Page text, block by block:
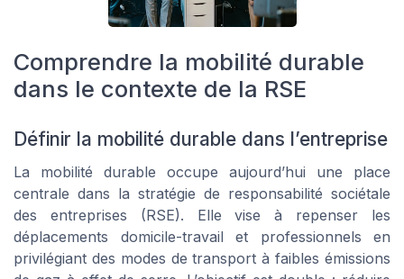
Comprendre la mobilité durable
dans le contexte de la RSE
Définir la mobilité durable dans l’entreprise
La mobilité durable occupe aujourd’hui une place
centrale dans la stratégie de responsabilité sociétale
des entreprises (RSE). Elle vise à repenser les
déplacements domicile-travail et professionnels en
privilégiant des modes de transport à faibles émissions